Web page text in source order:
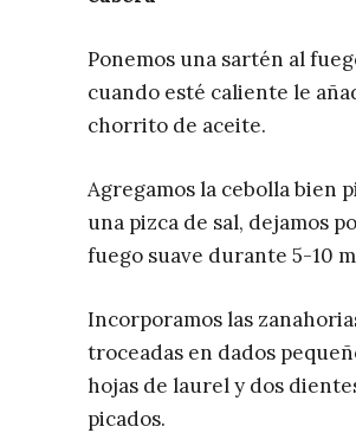
Ponemos una sartén al
cuando esté caliente le
chorrito de aceite.
Agregamos la cebolla bien
una pizca de sal, dejamos
fuego suave durante 5-10
Incorporamos las
troceadas en dados
hojas de laurel y dos
picados.